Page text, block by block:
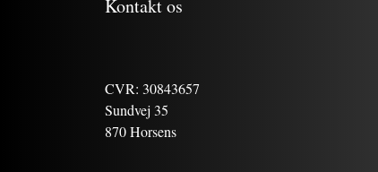
Kontakt os
CVR: 30843657
Sundvej 35
870 Horsens